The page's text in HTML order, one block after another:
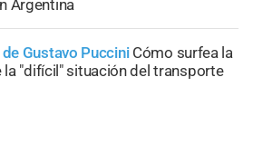
Argentina
Gustavo Puccini Cómo surfea la
la "difícil" situación del transporte